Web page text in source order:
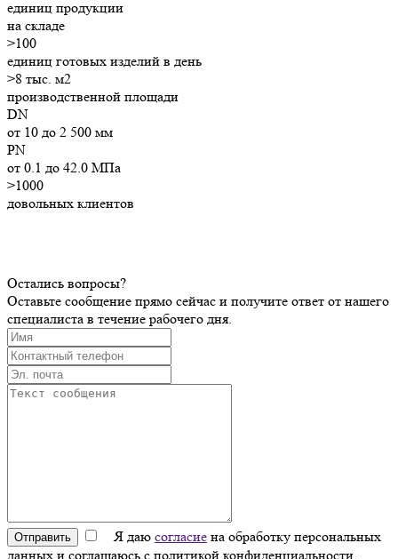
единиц продукции
на складе
>100
единиц готовых изделий в день
>8 тыс. м2
производственной площади
DN
от 10 до 2 500 мм
PN
от 0.1 до 42.0 МПа
>1000
довольных клиентов
Остались вопросы?
Оставьте сообщение прямо сейчас и получите ответ от нашего
специалиста в течение рабочего дня.
Отправить Я даю согласие на обработку персональных
данных и соглашаюсь с политикой конфиденциальности.